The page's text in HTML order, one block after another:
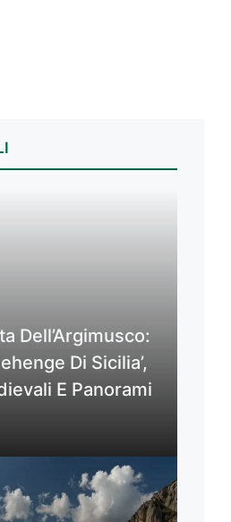
Dell’Argimusco:
Di Sicilia’,
E Panorami